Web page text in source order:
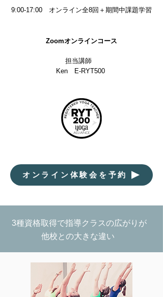
9:00-17:00 オンライン全8回＋期間中課題学習
Zoomオンラインコース
担当講師
Ken E-RYT500
オンライン体験会を予約
3種資格取得で指導クラスの広がりが
他校との大きな違い